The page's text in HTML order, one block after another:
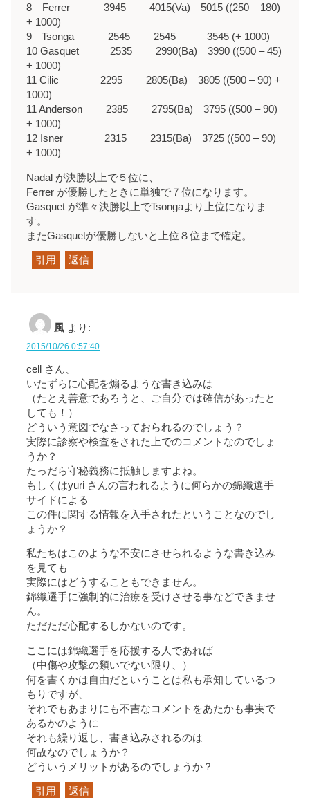
8 Ferrer 3945 4015(Va) 5015 ((250 – 180)
+ 1000)
9 Tsonga 2545 2545 3545 (+ 1000)
10 Gasquet 2535 2990(Ba) 3990 ((500 – 45)
+ 1000)
11 Cilic 2295 2805(Ba) 3805 ((500 – 90) +
1000)
11 Anderson 2385 2795(Ba) 3795 ((500 – 90)
+ 1000)
12 Isner 2315 2315(Ba) 3725 ((500 – 90)
+ 1000)
Nadal が決勝以上で５位に、
Ferrer が優勝したときに単独で７位になります。
Gasquet が準々決勝以上でTsongaより上位になりま
す。
またGasquetが優勝しないと上位８位まで確定。
引用 返信
風 より:
2015/10/26 0:57:40
cell さん、
いたずらに心配を煽るような書き込みは
（たとえ善意であろうと、ご自分では確信があったと
しても！）
どういう意図でなさっておられるのでしょう？
実際に診察や検査をされた上でのコメントなのでしょ
うか？
たっだら守秘義務に抵触しますよね。
もしくはyuri さんの言われるように何らかの錦織選手
サイドによる
この件に関する情報を入手されたということなのでし
ょうか？
私たちはこのような不安にさせられるような書き込み
を見ても
実際にはどうすることもできません。
錦織選手に強制的に治療を受けさせる事などできませ
ん。
ただただ心配するしかないのです。
ここには錦織選手を応援する人であれば
（中傷や攻撃の類いでない限り、）
何を書くかは自由だということは私も承知しているつ
もりですが、
それでもあまりにも不吉なコメントをあたかも事実で
あるかのように
それも繰り返し、書き込みされるのは
何故なのでしょうか？
どういうメリットがあるのでしょうか？
引用 返信